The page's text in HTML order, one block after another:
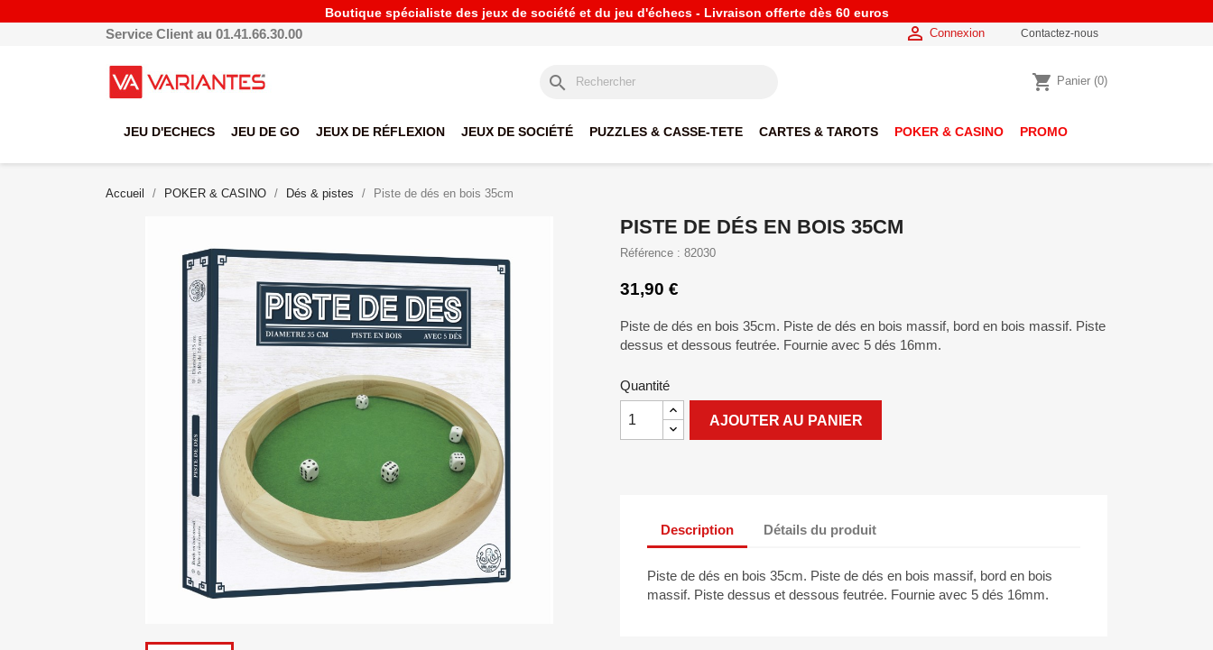
Boutique spécialiste des jeux de société et du jeu d'échecs - Livraison offerte dès 60 euros
Service Client au 01.41.66.30.00  Connexion Contactez-nous
search shopping_cart Panier (0)
JEU D'ECHECS JEU DE GO JEUX DE RÉFLEXION JEUX DE SOCIÉTÉ PUZZLES & CASSE-TETE CARTES & TAROTS POKER & CASINO PROMO
Accueil POKER & CASINO Dés & pistes Piste de dés en bois 35cm
PISTE DE DÉS EN BOIS 35CM
Référence : 82030
31,90 €
Piste de dés en bois 35cm. Piste de dés en bois massif, bord en bois massif. Piste
dessus et dessous feutrée. Fournie avec 5 dés 16mm.
Quantité
AJOUTER AU PANIER
Description Détails du produit
Piste de dés en bois 35cm. Piste de dés en bois massif, bord en bois
massif. Piste dessus et dessous feutrée. Fournie avec 5 dés 16mm.